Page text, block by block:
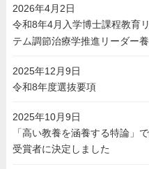
2026年4月2日
令和8年4月入学博士課程教育
テム調節治療学推進リーダー
2025年12月9日
令和8年度選抜要項
2025年10月9日
「高い教養を涵養する特論」
受賞者に決定しました